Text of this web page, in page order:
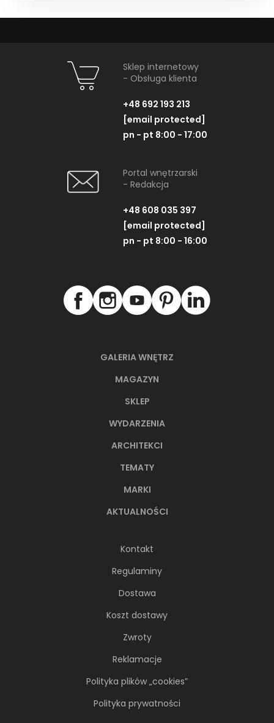
GALERIA WNĘTRZ
MAGAZYN
SKLEP
WYDARZENIA
ARCHITEKCI
TEMATY
MARKI
AKTUALNOŚCI
Kontakt
Regulaminy
Dostawa
Koszt dostawy
Zwroty
Reklamacje
Polityka plików „cookies”
Polityka prywatności
Sklep internetowy
- Obsługa klienta
+48 692 193 213
[email protected]
pn - pt 8:00 - 17:00
Portal wnętrzarski
- Redakcja
+48 608 035 397
[email protected]
pn - pt 8:00 - 16:00